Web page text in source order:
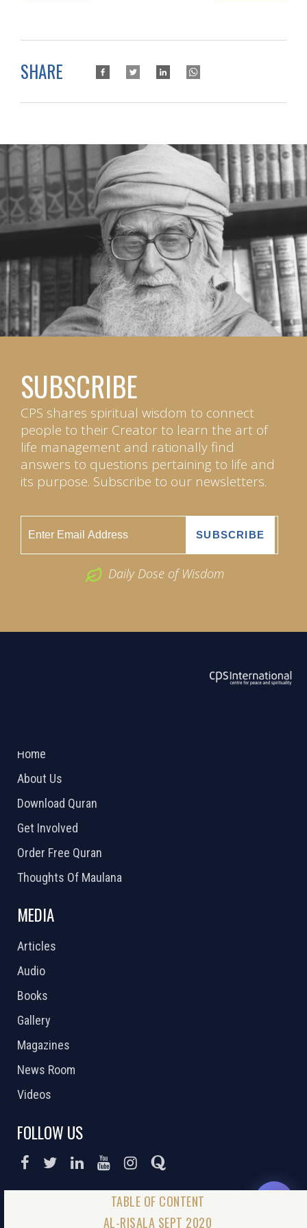
SHARE
AL-RISALA SEPT 2020
SUBSCRIBE
CPS shares spiritual wisdom to connect
people to their Creator to learn the art of
life management and rationally find
answers to questions pertaining to life and
its purpose. Subscribe to our newsletters.
Daily Dose of Wisdom
Home
About Us
Download Quran
Get Involved
Order Free Quran
Thoughts Of Maulana
MEDIA
Articles
Audio
Books
Gallery
Magazines
News Room
Videos
FOLLOW US
DONATE NOW